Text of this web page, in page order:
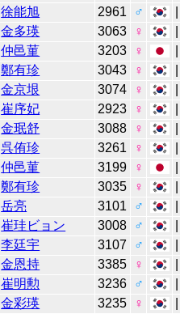
徐能旭 2961 ♂
金多瑛 3063 ♀
仲邑菫 3203 ♀
鄭有珍 3043 ♀
金京垠 3074 ♀
崔序妃 2923 ♀
金珉舒 3088 ♀
呉侑珍 3261 ♀
仲邑菫 3199 ♀
鄭有珍 3035 ♀
岳亮 3101 ♂
崔珪ビョン 3008 ♂
李廷宇 3107 ♂
金恩持 3385 ♀
崔明勲 3236 ♂
金彩瑛 3235 ♀